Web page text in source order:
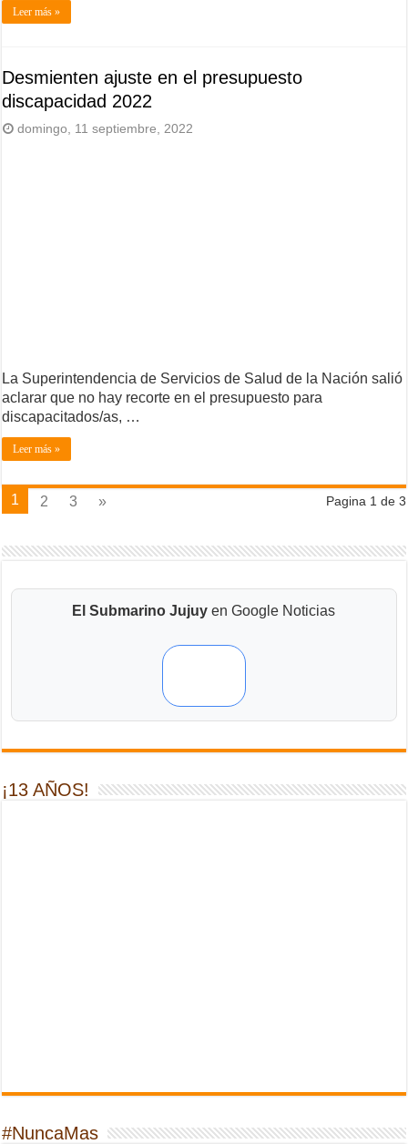
Leer más »
Desmienten ajuste en el presupuesto
discapacidad 2022
domingo, 11 septiembre, 2022
La Superintendencia de Servicios de Salud de la Nación salió
aclarar que no hay recorte en el presupuesto para
discapacitados/as, …
Leer más »
Pagina 1 de 3
1 2 3 »
El Submarino Jujuy en Google Noticias
¡13 AÑOS!
#NuncaMas